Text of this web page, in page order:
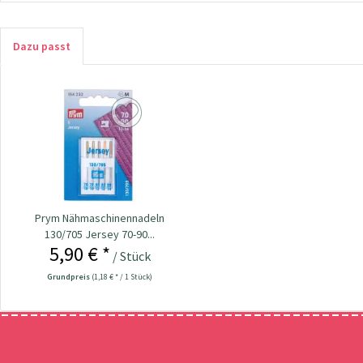
Dazu passt
Prym Nähmaschinennadeln
130/705 Jersey 70-90...
5,90 € * / Stück
Grundpreis (1,18 € * / 1 Stück)